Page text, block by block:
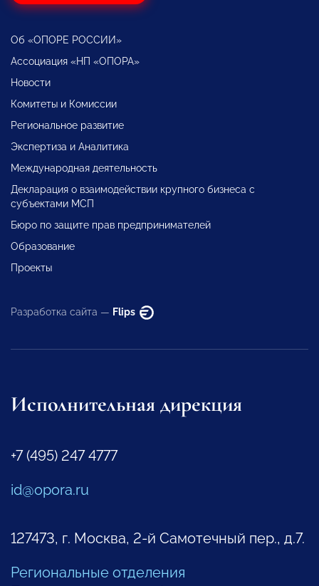
Об «ОПОРЕ РОССИИ»
Ассоциация «НП «ОПОРА»
Новости
Комитеты и Комиссии
Региональное развитие
Экспертиза и Аналитика
Международная деятельность
Декларация о взаимодействии крупного бизнеса с
субъектами МСП
Бюро по защите прав предпринимателей
Образование
Проекты
Разработка сайта — Flips
Исполнительная дирекция
+7 (495) 247 4777
id@opora.ru
127473, г. Москва, 2-й Самотечный пер., д.7.
Региональные отделения